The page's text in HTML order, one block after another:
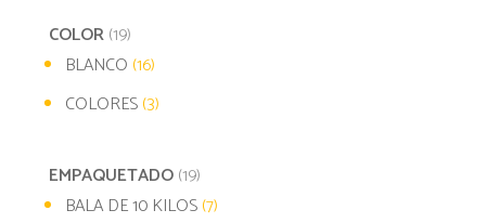
COLOR(19)
BLANCO (16)
COLORES(3)
EMPAQUETADO(19)
BALA DE 10 KILOS(7)